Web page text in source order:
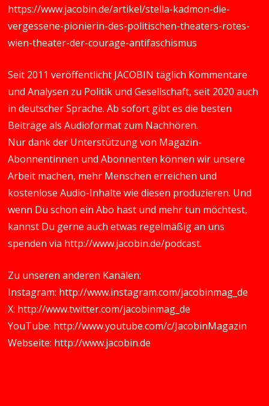
https://www.jacobin.de/artikel/stella-kadmon-die-
vergessene-pionierin-des-politischen-theaters-rotes-
wien-theater-der-courage-antifaschismus
Seit 2011 veröffentlicht JACOBIN täglich Kommentare
und Analysen zu Politik und Gesellschaft, seit 2020 auch
in deutscher Sprache. Ab sofort gibt es die besten
Beiträge als Audioformat zum Nachhören.
Nur dank der Unterstützung von Magazin-
Abonnentinnen und Abonnenten können wir unsere
Arbeit machen, mehr Menschen erreichen und
kostenlose Audio-Inhalte wie diesen produzieren. Und
wenn Du schon ein Abo hast und mehr tun möchtest,
kannst Du gerne auch etwas regelmäßig an uns
spenden via http://www.jacobin.de/podcast.
Zu unseren anderen Kanälen:
Instagram: http://www.instagram.com/jacobinmag_de
X: http://www.twitter.com/jacobinmag_de
YouTube: http://www.youtube.com/c/JacobinMagazin
Webseite: http://www.jacobin.de